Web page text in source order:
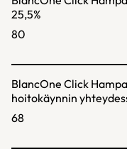
25,5%
80
BlancOne Click
hoitokäynnin
68